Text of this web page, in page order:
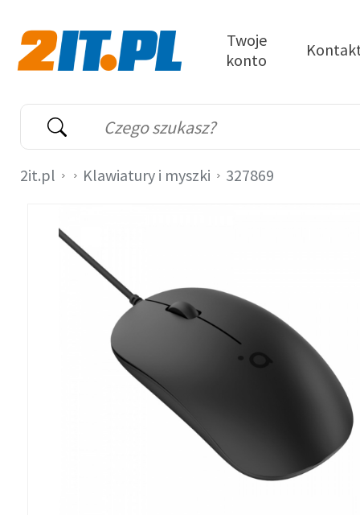
Wyszukiwarka
Słowo kluczowe
Twoje
konto
2it.pl Klawiatury i myszki 327869